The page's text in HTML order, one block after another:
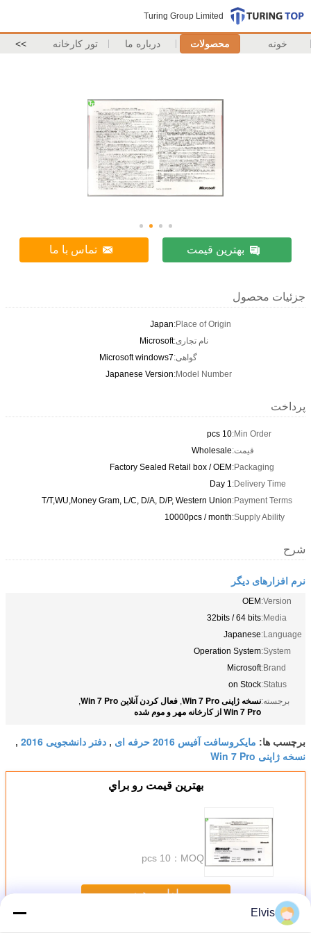
Turing Group Limited
خونه محصولات درباره ما تور کارخانه >>
بهترین قیمت تماس با ما
جزئیات محصول
Place of Origin:
Japan
نام تجاری:Microsoft
گواهی:Microsoft windows7
Model Number:
Japanese Version
پرداخت
Min Order:
10 pcs
قیمت:Wholesale
Packaging:
Factory Sealed Retail box / OEM
Delivery Time:
1 Day
Payment Terms:
T/T,WU,Money Gram, L/C, D/A, D/P, Western Union
Supply Ability:
10000pcs / month
شرح
نرم افزارهای دیگر
Version:
OEM
Media:
32bits / 64 bits
Language:
Japanese
System:
Operation System
Brand:
Microsoft
Status:
on Stock
برجسته:نسخه ژاپنی Win 7 Pro , فعال کردن آنلاین Win 7 Pro ,
Win 7 Pro از کارخانه مهر و موم شده
برچسب ها: مایکروسافت آفیس 2016 حرفه ای , دفتر دانشجویی 2016 ,
نسخه ژاپنی Win 7 Pro
بهترين قيمت رو براي
MOQ：
10 pcs
ادامه هید
Elvis